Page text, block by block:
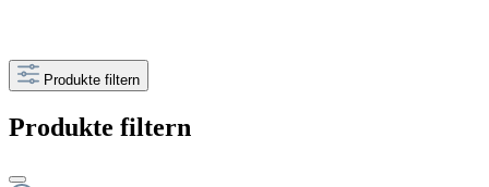
Produkte filtern
Produkte filtern